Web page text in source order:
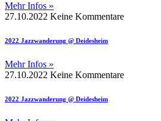
Mehr Infos »
27.10.2022 Keine Kommentare
2022 Jazzwanderung @ Deidesheim
Mehr Infos »
27.10.2022 Keine Kommentare
2022 Jazzwanderung @ Deidesheim